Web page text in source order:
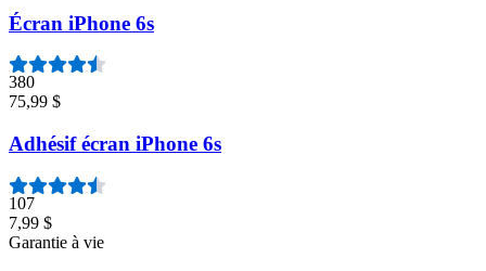
Écran iPhone 6s
380
75,99 $
Adhésif écran iPhone 6s
107
7,99 $
Garantie à vie